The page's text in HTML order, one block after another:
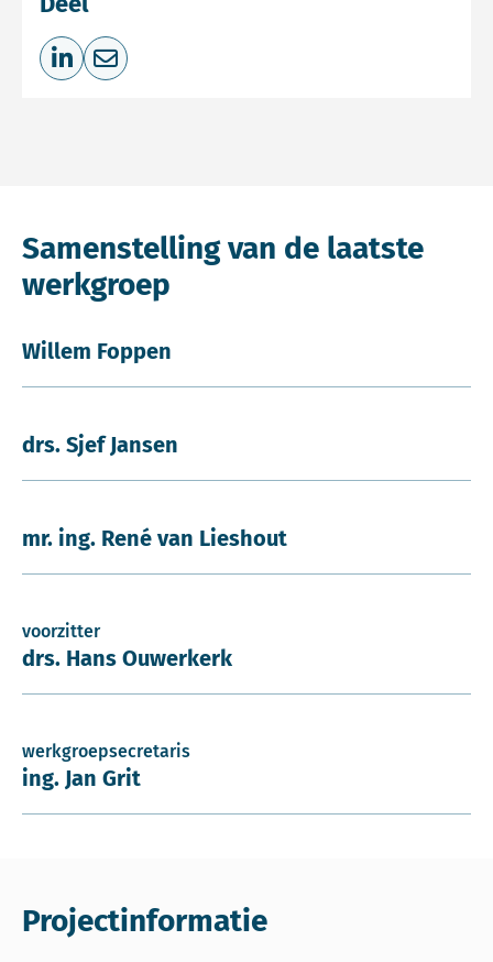
Deel op LinkedIn
Deel via e-mail
Samenstelling van de laatste
werkgroep
Willem Foppen
drs. Sjef Jansen
mr. ing. René van Lieshout
voorzitter
drs. Hans Ouwerkerk
werkgroepsecretaris
ing. Jan Grit
Projectinformatie